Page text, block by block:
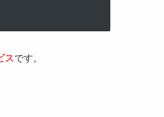
スです。